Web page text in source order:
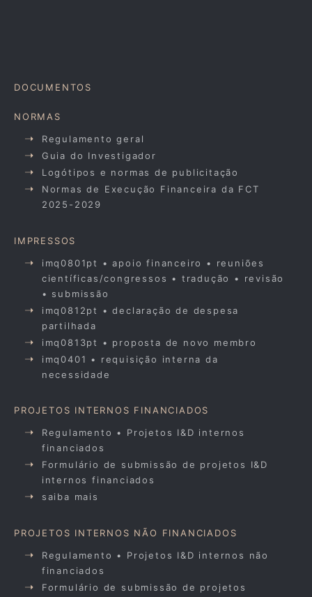
DOCUMENTOS
NORMAS
Regulamento geral
Guia do Investigador
Logótipos e normas de publicitação
Normas de Execução Financeira da FCT
2025-2029
IMPRESSOS
imq0801pt • apoio financeiro • reuniões
científicas/congressos • tradução • revisão
• submissão
imq0812pt • declaração de despesa
partilhada
imq0813pt • proposta de novo membro
imq0401 • requisição interna da
necessidade
PROJETOS INTERNOS FINANCIADOS
Regulamento • Projetos I&D internos
financiados
Formulário de submissão de projetos I&D
internos financiados
saiba mais
PROJETOS INTERNOS NÃO FINANCIADOS
Regulamento • Projetos I&D internos não
financiados
Formulário de submissão de projetos